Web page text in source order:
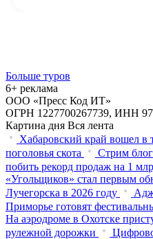
Больше туров
6+ реклама
ООО «Пресс Код ИТ»
ОГРН 1227700267739, ИНН
Картина дня Вся лента
Хабаровский край вошел
поголовья скота
Стрим
побить рекорд продаж на 1
«Угольщиков» стал первым
Лучегорска в 2026 году
Приморье готовят
На аэродроме в Охотске
рулежной дорожки